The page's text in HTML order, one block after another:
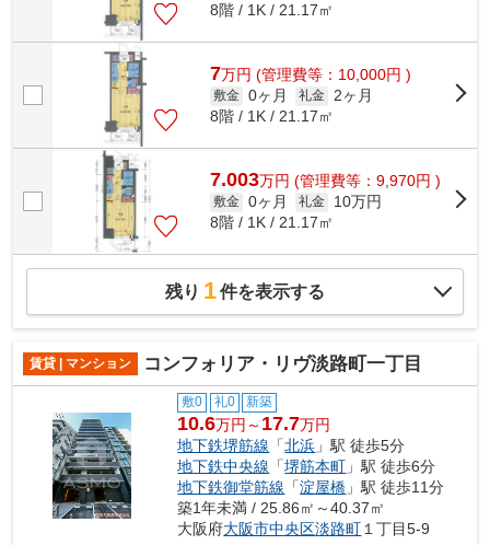
8階 / 1K / 21.17㎡
7万円 (管理費等：10,000円 )
敷金 0ヶ月 礼金 2ヶ月
8階 / 1K / 21.17㎡
7.003万円 (管理費等：9,970円 )
敷金 0ヶ月 礼金
10万円
8階 / 1K / 21.17㎡
残り 1件を表示する
賃貸 | マンション コンフォリア・リヴ淡路町一丁目
敷0 礼0 新築
10.6万円～ 17.7万円
地下鉄堺筋線 「北浜 」駅 徒歩5分
地下鉄中央線 「堺筋本町 」駅 徒歩6分
地下鉄御堂筋線 「淀屋橋 」駅 徒歩11分
築1年未満 / 25.86㎡～40.37㎡
大阪府大阪市中央区淡路町 １丁目5-9